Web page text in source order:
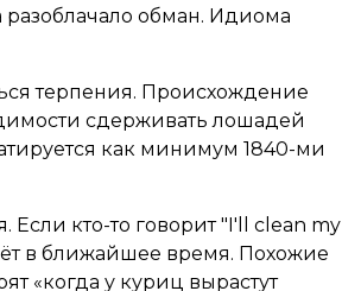
обман. Идиома
терпения. Происхождение
сдерживать лошадей
как минимум 1840-ми
Если кто-то говорит "I'll clean my
в ближайшее время. Похожие
«когда у куриц вырастут